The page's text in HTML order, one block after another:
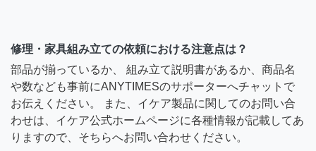
修理・家具組み立ての依頼における注意点は？
部品が揃っているか、 組み立て説明書があるか、商品名
や数なども事前にANYTIMESのサポーターへチャットで
お伝えください。 また、イケア製品に関してのお問い合
わせは、イケア公式ホームページに各種情報が記載してあ
りますので、そちらへお問い合わせください。